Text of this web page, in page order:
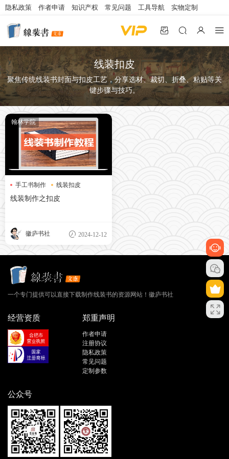
隐私政策 作者申请 知识产权 常见问题 工具导航 实物定制
线装扣皮
聚焦传统线装书封面与扣皮工艺，分享选材、裁切、折叠、粘贴等关
键步骤与技巧。
翰林学院
手工书制作
线装扣皮
装帧工艺
线装制作之扣皮
徽庐书社 2024-12-12
一个专门提供可以直接下载制作线装书的资源网站！徽庐书社
经营资质 郑重声明
作者申请
注册协议
隐私政策
常见问题
定制参数
公众号